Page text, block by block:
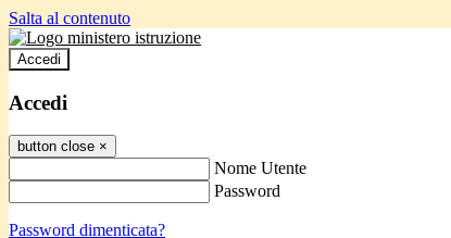
Salta al contenuto
Accedi
Accedi
button close ×
Nome Utente
Password
Password dimenticata?